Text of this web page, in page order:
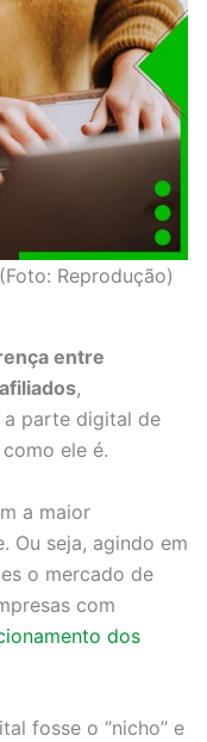
Reprodução)
entre
,
a parte digital de
ele é.
a maior
Ou seja, agindo em
o mercado de
com
dos
fosse o ‘’nicho’’ e